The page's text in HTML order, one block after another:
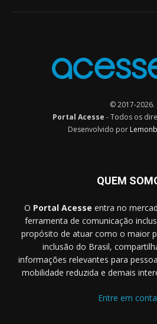
© 2017-2026.
Portal Acesse - Todos os
Desenvolvido por
QUEM
O Portal Acesse entra no
ferramenta de comunicação
propósito de atuar como o maior
inclusão do Brasil,
informações relevantes para
mobilidade reduzida e demais
Entre em